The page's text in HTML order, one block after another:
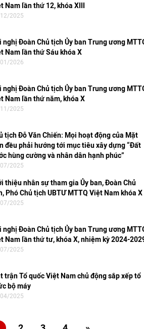
Nam lần thứ 12, khóa XIII
2025
nghị Đoàn Chủ tịch Ủy ban Trung ương
Nam lần thứ Sáu khóa X
2026
nghị Đoàn Chủ tịch Ủy ban Trung ương
Nam lần thứ năm, khóa X
2025
tịch Đỗ Văn Chiến: Mọi hoạt động của Mặt
đều phải hướng tới mục tiêu xây dựng “Đất
hùng cường và nhân dân hạnh phúc”
2025
thiệu nhân sự tham gia Ủy ban, Đoàn Chủ
Phó Chủ tịch UBTƯ MTTQ Việt Nam khóa X
2025
nghị Đoàn Chủ tịch Ủy ban Trung ương
Nam lần thứ tư, khóa X, nhiệm kỳ 2024-
2025
trận Tổ quốc Việt Nam chủ động sắp xếp tổ
bộ máy
2025